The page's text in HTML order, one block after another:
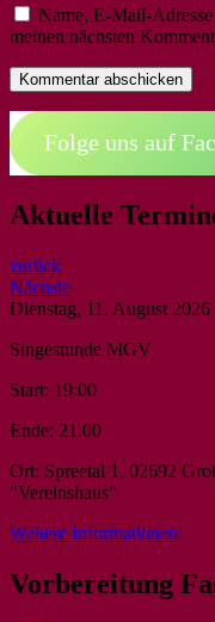
Name, E-Mail-
meinen nächsten
Folge uns auf
Aktuelle
zurück
Nächste
Dienstag, 11. August 2026
Singestunde MGV
Start: 19:00
Ende: 21:00
Ort: Spreetal 1, 02692
"Vereinshaus"
Weitere Informationen:
Vorbereitung